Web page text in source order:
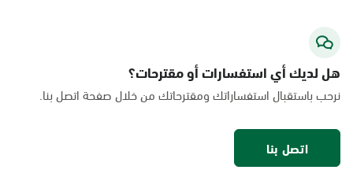
هل لديك أي استفسارات أو مقترحات؟
نرحب باستقبال استفساراتك ومقترحاتك من خلال صفحة اتصل بنا.
اتصل بنا